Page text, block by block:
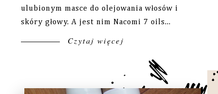
ulubionym masce do olejowania włosów i
skóry głowy. A jest nim Nacomi 7 oils...
Czytaj więcej